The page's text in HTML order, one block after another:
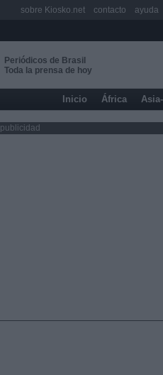
Periódicos de Brasil
Toda la prensa de hoy
Inicio África
publicidad
sobre Kiosko.net contacto ayuda